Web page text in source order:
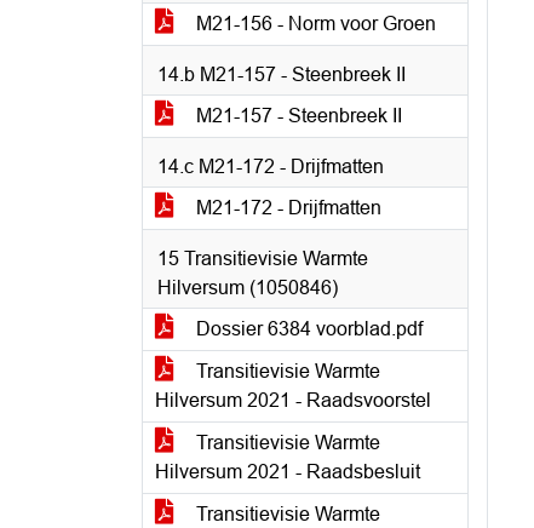
M21-156 - Norm voor Groen
14.b M21-157 - Steenbreek II
M21-157 - Steenbreek II
14.c M21-172 - Drijfmatten
M21-172 - Drijfmatten
15 Transitievisie Warmte
Hilversum (1050846)
Dossier 6384 voorblad.pdf
Transitievisie Warmte
Hilversum 2021 - Raadsvoorstel
Transitievisie Warmte
Hilversum 2021 - Raadsbesluit
Transitievisie Warmte